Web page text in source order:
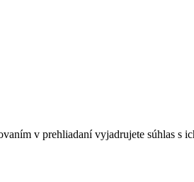
v prehliadaní vyjadrujete súhlas s